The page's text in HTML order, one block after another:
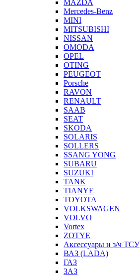
MAZDA
Mercedes-Benz
MINI
MITSUBISHI
NISSAN
OMODA
OPEL
OTING
PEUGEOT
Porsche
RAVON
RENAULT
SAAB
SEAT
SKODA
SOLARIS
SOLLERS
SSANG YONG
SUBARU
SUZUKI
TANK
TIANYE
TOYOTA
VOLKSWAGEN
VOLVO
Vortex
ZOTYE
Аксессуары и з/ч ТСУ
ВАЗ (LADA)
ГАЗ
ЗАЗ